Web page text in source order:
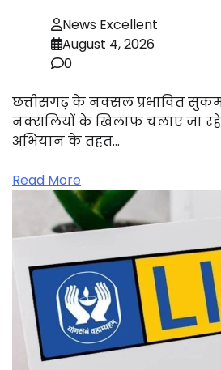
News Excellent
August 4, 2026
0
छत्तीसगढ़ के नक्सल प्रभावित
नक्सलियों के खिलाफ चलाए जा रहे
अभियान के तहत…
Read More